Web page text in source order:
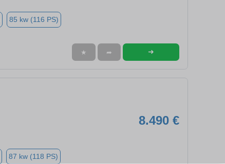
85 kw (116 PS)
★ ➦ ➜
8.490 €
87 kw (118 PS)